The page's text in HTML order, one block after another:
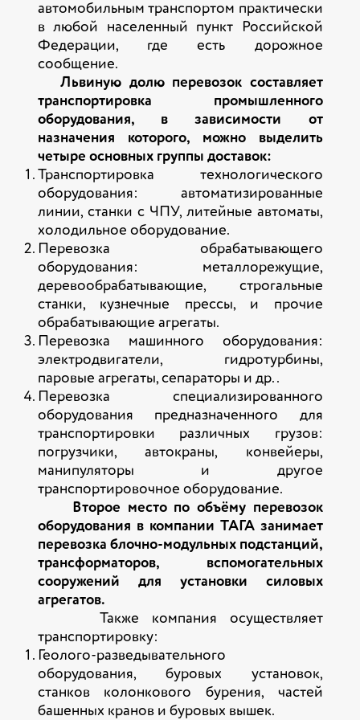
автомобильным транспортом практически
в любой населенный пункт Российской
Федерации, где есть дорожное
сообщение.
Львиную долю перевозок составляет
транспортировка промышленного
оборудования, в зависимости от
назначения которого, можно выделить
четыре основных группы доставок:
Транспортировка технологического
оборудования: автоматизированные
линии, станки с ЧПУ, литейные автоматы,
холодильное оборудование.
Перевозка обрабатывающего
оборудования: металлорежущие,
деревообрабатывающие, строгальные
станки, кузнечные прессы, и прочие
обрабатывающие агрегаты.
Перевозка машинного оборудования:
электродвигатели, гидротурбины,
паровые агрегаты, сепараторы и др..
Перевозка специализированного
оборудования предназначенного для
транспортировки различных грузов:
погрузчики, автокраны, конвейеры,
манипуляторы и другое
транспортировочное оборудование.
Второе место по объёму перевозок
оборудования в компании ТАГА занимает
перевозка блочно-модульных подстанций,
трансформаторов, вспомогательных
сооружений для установки силовых
агрегатов.
Также компания осуществляет
транспортировку:
Геолого-разведывательного
оборудования, буровых установок,
станков колонкового бурения, частей
башенных кранов и буровых вышек.